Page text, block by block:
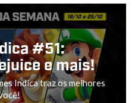
#51:
e mais!
Indica traz os melhores